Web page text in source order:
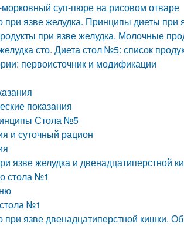
суп-пюре на рисовом отваре
язве желудка. Принципы диеты при
при язве желудка. Молочные
сто. Диета стол №5: список
первоисточник и модификации
показания
Стола №5
и суточный рацион
язве желудка и двенадцатиперстной
стола №1
№1
язве двенадцатиперстной кишки.